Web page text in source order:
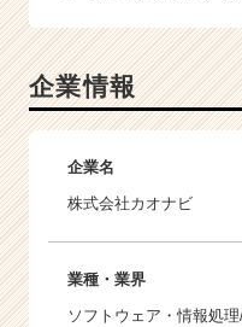
企業情報
企業名
株式会社カオナビ
業種・業界
ソフトウェア・情報処